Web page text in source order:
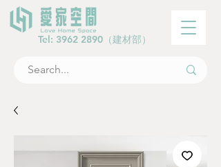
Tel: 3962 2890 （建材部）